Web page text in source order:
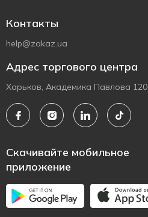
Контакты
help@zakaz.ua
Адрес торгового центра
Харьков, Академика Павлова 120
Скачивайте мобильное
приложение